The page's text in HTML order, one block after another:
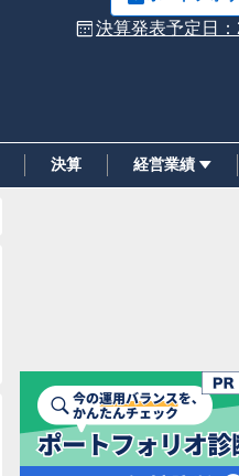
決算発表予定日：
決算 経営業績